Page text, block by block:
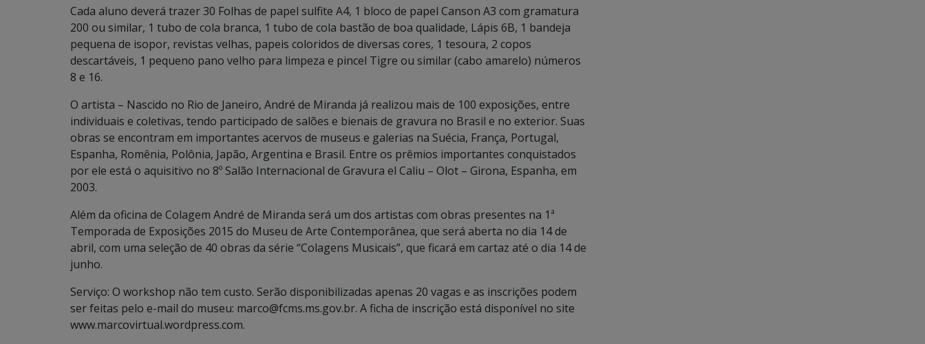
Cada aluno deverá trazer 30 Folhas de papel sulfite A4, 1 bloco de papel Canson A3 com gramatura
200 ou similar, 1 tubo de cola branca, 1 tubo de cola bastão de boa qualidade, Lápis 6B, 1 bandeja
pequena de isopor, revistas velhas, papeis coloridos de diversas cores, 1 tesoura, 2 copos
descartáveis, 1 pequeno pano velho para limpeza e pincel Tigre ou similar (cabo amarelo) números
8 e 16.
O artista – Nascido no Rio de Janeiro, André de Miranda já realizou mais de 100 exposições, entre
individuais e coletivas, tendo participado de salões e bienais de gravura no Brasil e no exterior. Suas
obras se encontram em importantes acervos de museus e galerias na Suécia, França, Portugal,
Espanha, Romênia, Polônia, Japão, Argentina e Brasil. Entre os prêmios importantes conquistados
por ele está o aquisitivo no 8º Salão Internacional de Gravura el Caliu – Olot – Girona, Espanha, em
2003.
Além da oficina de Colagem André de Miranda será um dos artistas com obras presentes na 1ª
Temporada de Exposições 2015 do Museu de Arte Contemporânea, que será aberta no dia 14 de
abril, com uma seleção de 40 obras da série “Colagens Musicais”, que ficará em cartaz até o dia 14 de
junho.
Serviço: O workshop não tem custo. Serão disponibilizadas apenas 20 vagas e as inscrições podem
ser feitas pelo e-mail do museu: marco@fcms.ms.gov.br. A ficha de inscrição está disponível no site
www.marcovirtual.wordpress.com.